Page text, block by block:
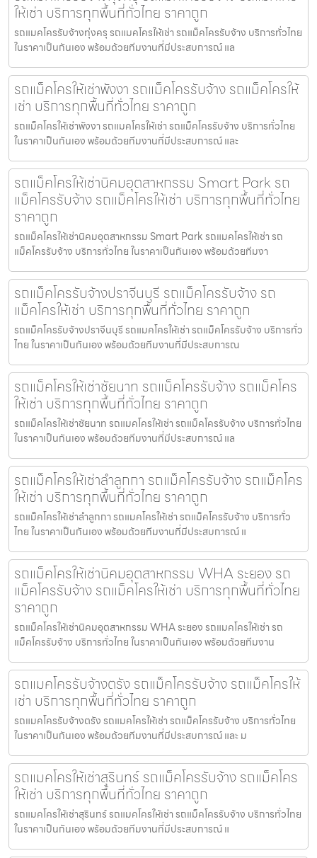
ให้เช่า บริการทุกพื้นที่ทั่วไทย ราคาถูก
รถแมคโครรับจ้างทุ่งครุ รถแมคโครให้เช่า รถแม็คโครรับจ้าง บริการทั่วไทย
ในราคาเป็นกันเอง พร้อมด้วยทีมงานที่มีประสบการณ์ แล
รถแม็คโครให้เช่าพังงา รถแม็คโครรับจ้าง รถแม็คโครให้
เช่า บริการทุกพื้นที่ทั่วไทย ราคาถูก
รถแม็คโครให้เช่าพังงา รถแมคโครให้เช่า รถแม็คโครรับจ้าง บริการทั่วไทย
ในราคาเป็นกันเอง พร้อมด้วยทีมงานที่มีประสบการณ์ และ
รถแม็คโครให้เช่านิคมอุตสาหกรรม Smart Park รถ
แม็คโครรับจ้าง รถแม็คโครให้เช่า บริการทุกพื้นที่ทั่วไทย
ราคาถูก
รถแม็คโครให้เช่านิคมอุตสาหกรรม Smart Park รถแมคโครให้เช่า รถ
แม็คโครรับจ้าง บริการทั่วไทย ในราคาเป็นกันเอง พร้อมด้วยทีมงา
รถแม็คโครรับจ้างปราจีนบุรี รถแม็คโครรับจ้าง รถ
แม็คโครให้เช่า บริการทุกพื้นที่ทั่วไทย ราคาถูก
รถแม็คโครรับจ้างปราจีนบุรี รถแมคโครให้เช่า รถแม็คโครรับจ้าง บริการทั่ว
ไทย ในราคาเป็นกันเอง พร้อมด้วยทีมงานที่มีประสบการณ
รถแม็คโครให้เช่าชัยนาท รถแม็คโครรับจ้าง รถแม็คโคร
ให้เช่า บริการทุกพื้นที่ทั่วไทย ราคาถูก
รถแม็คโครให้เช่าชัยนาท รถแมคโครให้เช่า รถแม็คโครรับจ้าง บริการทั่วไทย
ในราคาเป็นกันเอง พร้อมด้วยทีมงานที่มีประสบการณ์ แล
รถแม็คโครให้เช่าลำลูกกา รถแม็คโครรับจ้าง รถแม็คโคร
ให้เช่า บริการทุกพื้นที่ทั่วไทย ราคาถูก
รถแม็คโครให้เช่าลำลูกกา รถแมคโครให้เช่า รถแม็คโครรับจ้าง บริการทั่ว
ไทย ในราคาเป็นกันเอง พร้อมด้วยทีมงานที่มีประสบการณ์ แ
รถแม็คโครให้เช่านิคมอุตสาหกรรม WHA ระยอง รถ
แม็คโครรับจ้าง รถแม็คโครให้เช่า บริการทุกพื้นที่ทั่วไทย
ราคาถูก
รถแม็คโครให้เช่านิคมอุตสาหกรรม WHA ระยอง รถแมคโครให้เช่า รถ
แม็คโครรับจ้าง บริการทั่วไทย ในราคาเป็นกันเอง พร้อมด้วยทีมงาน
รถแมคโครรับจ้างตรัง รถแม็คโครรับจ้าง รถแม็คโครให้
เช่า บริการทุกพื้นที่ทั่วไทย ราคาถูก
รถแมคโครรับจ้างตรัง รถแมคโครให้เช่า รถแม็คโครรับจ้าง บริการทั่วไทย
ในราคาเป็นกันเอง พร้อมด้วยทีมงานที่มีประสบการณ์ และ ม
รถแมคโครให้เช่าสุรินทร์ รถแม็คโครรับจ้าง รถแม็คโคร
ให้เช่า บริการทุกพื้นที่ทั่วไทย ราคาถูก
รถแมคโครให้เช่าสุรินทร์ รถแมคโครให้เช่า รถแม็คโครรับจ้าง บริการทั่วไทย
ในราคาเป็นกันเอง พร้อมด้วยทีมงานที่มีประสบการณ์ แ